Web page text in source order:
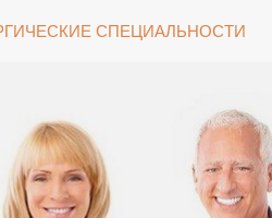
СПЕЦИАЛЬНОСТИ